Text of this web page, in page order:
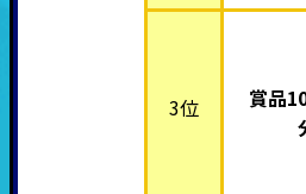
3位
賞品